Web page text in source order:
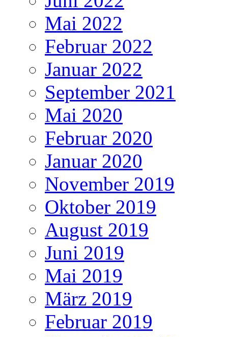
Mai 2022
Februar 2022
Januar 2022
September 2021
Mai 2020
Februar 2020
Januar 2020
November 2019
Oktober 2019
August 2019
Juni 2019
Mai 2019
März 2019
Februar 2019